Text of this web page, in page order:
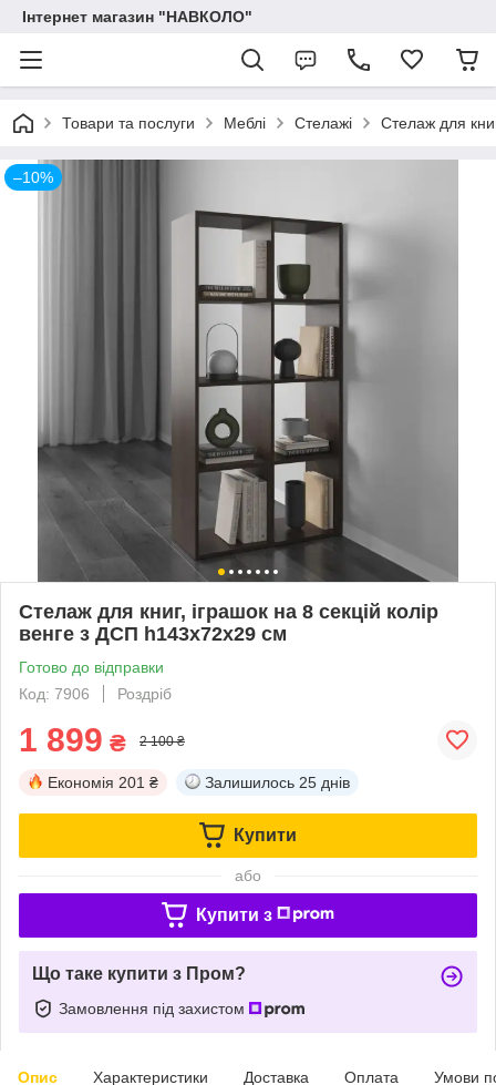
Інтернет магазин "НАВКОЛО"
Товари та послуги Меблі Стелажі Стелаж для
–10%
Стелаж для книг, іграшок на 8 секцій колір
венге з ДСП h143х72х29 см
Готово до відправки
Код: 7906
Роздріб
1 899 ₴ 2 100 ₴
Економія 201 ₴ Залишилось 25 днів
Купити
або
Купити з
Що таке купити з Пром?
Замовлення під захистом
Опис Характеристики Доставка Оплата Умови